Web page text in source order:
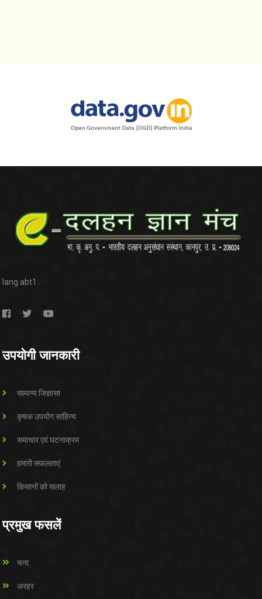
lang.abt1
उपयोगी जानकारी
सामान्य जिज्ञासा
कृषक उपयोग साहित्य
समाचार एवं घटनाक्रम
हमारी सफलताएं
किसानों को सलाह
प्रमुख फसलें
चना
अरहर